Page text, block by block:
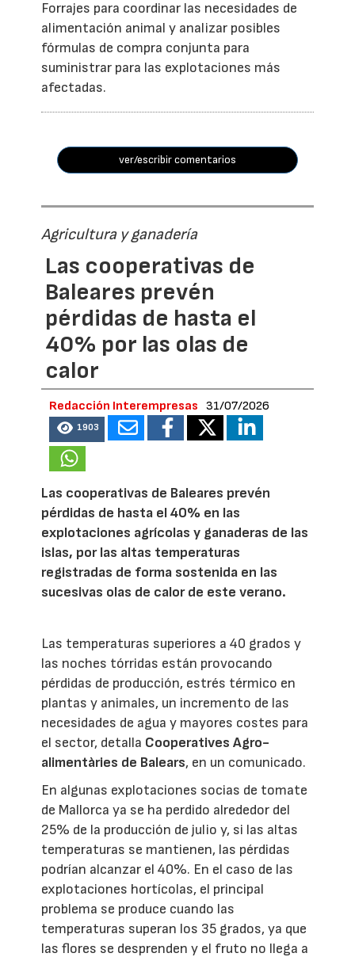
Forrajes para coordinar las necesidades de
alimentación animal y analizar posibles
fórmulas de compra conjunta para
suministrar para las explotaciones más
afectadas.
ver/escribir comentarios
Agricultura y ganadería
Las cooperativas de
Baleares prevén
pérdidas de hasta el
40% por las olas de
calor
Redacción Interempresas 31/07/2026
1903
Las cooperativas de Baleares prevén
pérdidas de hasta el 40% en las
explotaciones agrícolas y ganaderas de las
islas, por las altas temperaturas
registradas de forma sostenida en las
sucesivas olas de calor de este verano.
Las temperaturas superiores a 40 grados y
las noches tórridas están provocando
pérdidas de producción, estrés térmico en
plantas y animales, un incremento de las
necesidades de agua y mayores costes para
el sector, detalla Cooperatives Agro-
alimentàries de Balears, en un comunicado.
En algunas explotaciones socias de tomate
de Mallorca ya se ha perdido alrededor del
25% de la producción de julio y, si las altas
temperaturas se mantienen, las pérdidas
podrían alcanzar el 40%. En el caso de las
explotaciones hortícolas, el principal
problema se produce cuando las
temperaturas superan los 35 grados, ya que
las flores se desprenden y el fruto no llega a